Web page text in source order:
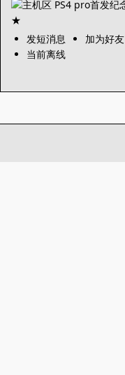
发短消息
加为好友
当前离线